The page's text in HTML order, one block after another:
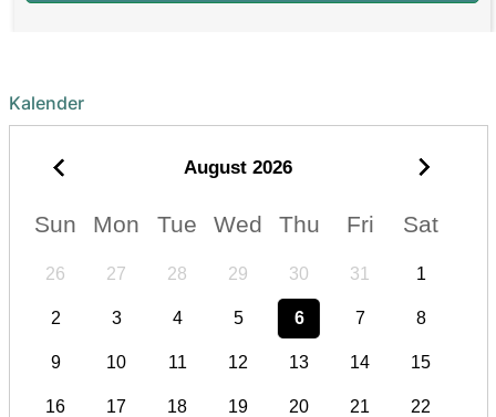
Kalender
August 2026
Sun Mon Tue Wed Thu Fri Sat
26 27 28 29 30 31 1
2 3 4 5 6 7 8
9 10 11 12 13 14 15
16 17 18 19 20 21 22